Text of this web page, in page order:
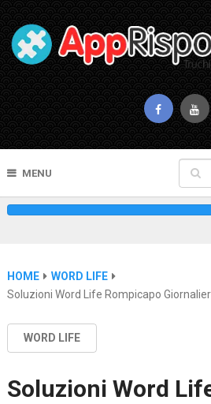
MENU
HOME
WORD LIFE
Soluzioni Word Life Rompicapo
WORD LIFE
Soluzioni Word